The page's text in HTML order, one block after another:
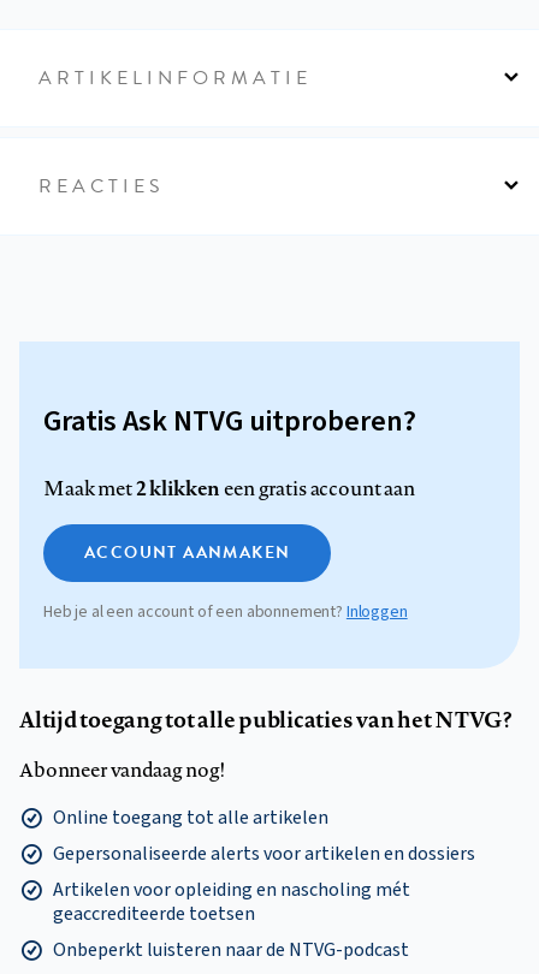
ARTIKELINFORMATIE
REACTIES
Gratis Ask NTVG uitproberen?
Maak met2 klikkeneen gratis account aan
ACCOUNT AANMAKEN
Heb je al een account of een abonnement?Inloggen
Altijd toegang tot alle publicaties van het NTVG?
Abonneer vandaag nog!
Online toegang tot alle artikelen
Gepersonaliseerde alerts voor artikelen en dossiers
Artikelen voor opleiding en nascholing mét
geaccrediteerde toetsen
Onbeperkt luisteren naar de NTVG-podcast